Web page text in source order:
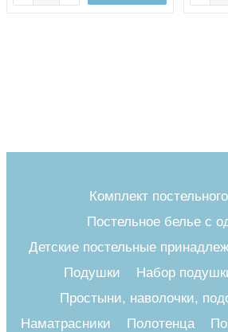
Комплект
Постельное белье с
Детские постельные
Подушки
Набор
Простыни, наволочки,
Наматрасники
Полотенца